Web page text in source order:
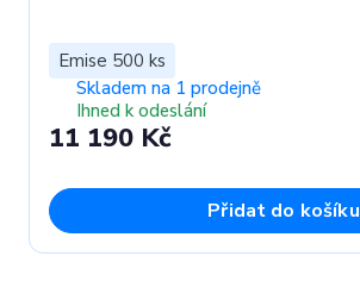
Emise 500 ks
Skladem na 1 prodejně
Ihned k odeslání
11 190 Kč
Přidat do košíku